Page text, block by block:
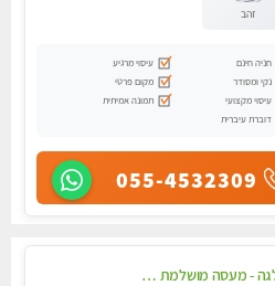
זהב
חניה חינם
עיסוי מרגיע
נקי ומסודר
מקום פרטי
עיסוי מקצועי
תמונה אמיתית
דוברת עיברית
055-4532309
אולגה - מעסה מושלמת חדשה בעיר ! בחיפה טל - 052-5738058